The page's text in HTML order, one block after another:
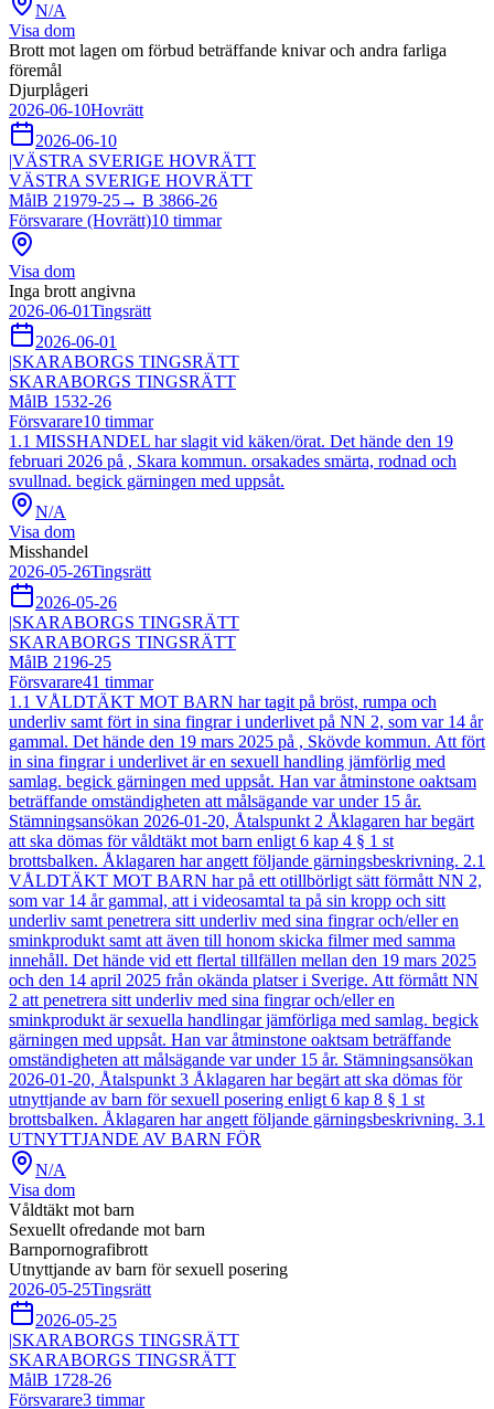
N/A
Visa dom
Brott mot lagen om förbud beträffande knivar och andra farliga
föremål
Djurplågeri
2026-06-10Hovrätt
2026-06-10
|VÄSTRA SVERIGE HOVRÄTT
VÄSTRA SVERIGE HOVRÄTT
MålB 21979-25→ B 3866-26
Försvarare (Hovrätt)10 timmar
Visa dom
Inga brott angivna
2026-06-01Tingsrätt
2026-06-01
|SKARABORGS TINGSRÄTT
SKARABORGS TINGSRÄTT
MålB 1532-26
Försvarare10 timmar
1.1 MISSHANDEL har slagit vid käken/örat. Det hände den 19
februari 2026 på , Skara kommun. orsakades smärta, rodnad och
svullnad. begick gärningen med uppsåt.
N/A
Visa dom
Misshandel
2026-05-26Tingsrätt
2026-05-26
|SKARABORGS TINGSRÄTT
SKARABORGS TINGSRÄTT
MålB 2196-25
Försvarare41 timmar
1.1 VÅLDTÄKT MOT BARN har tagit på bröst, rumpa och
underliv samt fört in sina fingrar i underlivet på NN 2, som var 14 år
gammal. Det hände den 19 mars 2025 på , Skövde kommun. Att fört
in sina fingrar i underlivet är en sexuell handling jämförlig med
samlag. begick gärningen med uppsåt. Han var åtminstone oaktsam
beträffande omständigheten att målsägande var under 15 år.
Stämningsansökan 2026-01-20, Åtalspunkt 2 Åklagaren har begärt
att ska dömas för våldtäkt mot barn enligt 6 kap 4 § 1 st
brottsbalken. Åklagaren har angett följande gärningsbeskrivning. 2.1
VÅLDTÄKT MOT BARN har på ett otillbörligt sätt förmått NN 2,
som var 14 år gammal, att i videosamtal ta på sin kropp och sitt
underliv samt penetrera sitt underliv med sina fingrar och/eller en
sminkprodukt samt att även till honom skicka filmer med samma
innehåll. Det hände vid ett flertal tillfällen mellan den 19 mars 2025
och den 14 april 2025 från okända platser i Sverige. Att förmått NN
2 att penetrera sitt underliv med sina fingrar och/eller en
sminkprodukt är sexuella handlingar jämförliga med samlag. begick
gärningen med uppsåt. Han var åtminstone oaktsam beträffande
omständigheten att målsägande var under 15 år. Stämningsansökan
2026-01-20, Åtalspunkt 3 Åklagaren har begärt att ska dömas för
utnyttjande av barn för sexuell posering enligt 6 kap 8 § 1 st
brottsbalken. Åklagaren har angett följande gärningsbeskrivning. 3.1
UTNYTTJANDE AV BARN FÖR
N/A
Visa dom
Våldtäkt mot barn
Sexuellt ofredande mot barn
Barnpornografibrott
Utnyttjande av barn för sexuell posering
2026-05-25Tingsrätt
2026-05-25
|SKARABORGS TINGSRÄTT
SKARABORGS TINGSRÄTT
MålB 1728-26
Försvarare3 timmar